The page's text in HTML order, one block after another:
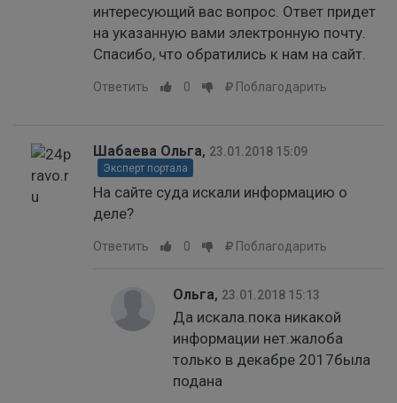
интересующий вас вопрос. Ответ придет
на указанную вами электронную почту.
Спасибо, что обратились к нам на сайт.
Ответить 0 Поблагодарить
Шабаева Ольга, 23.01.2018 15:09
Эксперт портала
На сайте суда искали информацию о
деле?
Ответить 0 Поблагодарить
Ольга, 23.01.2018 15:13
Да искала.пока никакой
информации нет.жалоба
только в декабре 2017была
подана